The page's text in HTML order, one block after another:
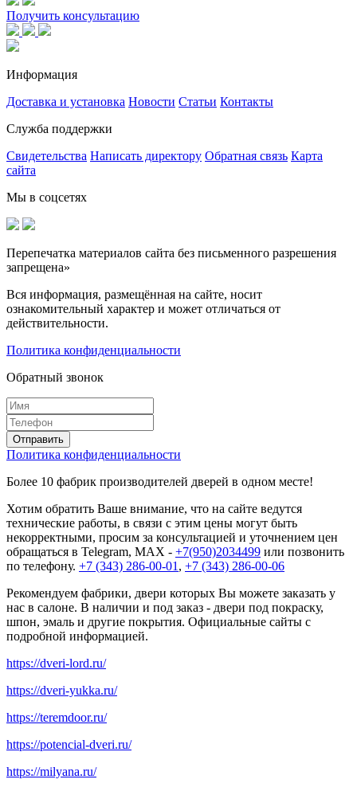
Получить консультацию
Информация
Доставка и установка Новости Статьи Контакты
Служба поддержки
Свидетельства Написать директору Обратная связь Карта
сайта
Мы в соцсетях
Перепечатка материалов сайта без письменного разрешения
запрещена»
Вся информация, размещённая на сайте, носит
ознакомительный характер и может отличаться от
действительности.
Политика конфиденциальности
Обратный звонок
Политика конфиденциальности
Более 10 фабрик производителей дверей в одном месте!
Хотим обратить Ваше внимание, что на сайте ведутся
технические работы, в связи с этим цены могут быть
некорректными, просим за консультацией и уточнением цен
обращаться в Telegram, MAX - +7(950)2034499 или позвонить
по телефону. +7 (343) 286-00-01 , +7 (343) 286-00-06
Рекомендуем фабрики, двери которых Вы можете заказать у
нас в салоне. В наличии и под заказ - двери под покраску,
шпон, эмаль и другие покрытия. Официальные сайты с
подробной информацией.
https://dveri-lord.ru/
https://dveri-yukka.ru/
https://teremdoor.ru/
https://potencial-dveri.ru/
https://milyana.ru/